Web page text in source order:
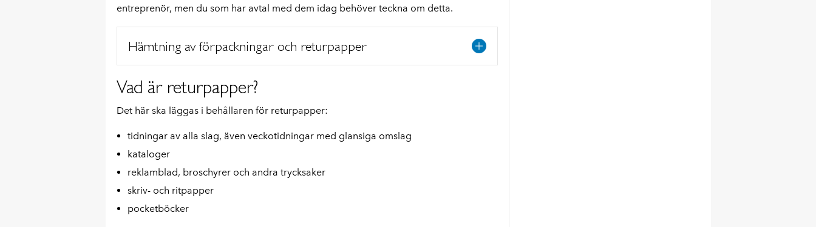
entreprenör, men du som har avtal med dem idag behöver teckna om detta.
Hämtning av förpackningar och returpapper
Vad är returpapper?
Det här ska läggas i behållaren för returpapper:
tidningar av alla slag, även veckotidningar med glansiga omslag
kataloger
reklamblad, broschyrer och andra trycksaker
skriv- och ritpapper
pocketböcker